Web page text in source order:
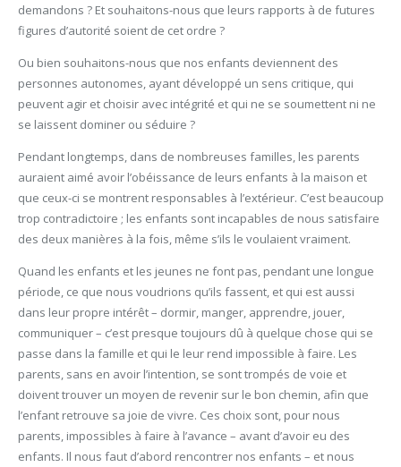
demandons ? Et souhaitons-nous que leurs rapports à de futures
figures d’autorité soient de cet ordre ?
Ou bien souhaitons-nous que nos enfants deviennent des
personnes autonomes, ayant développé un sens critique, qui
peuvent agir et choisir avec intégrité et qui ne se soumettent ni ne
se laissent dominer ou séduire ?
Pendant longtemps, dans de nombreuses familles, les parents
auraient aimé avoir l’obéissance de leurs enfants à la maison et
que ceux-ci se montrent responsables à l’extérieur. C’est beaucoup
trop contradictoire ; les enfants sont incapables de nous satisfaire
des deux manières à la fois, même s’ils le voulaient vraiment.
Quand les enfants et les jeunes ne font pas, pendant une longue
période, ce que nous voudrions qu’ils fassent, et qui est aussi
dans leur propre intérêt – dormir, manger, apprendre, jouer,
communiquer – c’est presque toujours dû à quelque chose qui se
passe dans la famille et qui le leur rend impossible à faire. Les
parents, sans en avoir l’intention, se sont trompés de voie et
doivent trouver un moyen de revenir sur le bon chemin, afin que
l’enfant retrouve sa joie de vivre. Ces choix sont, pour nous
parents, impossibles à faire à l’avance – avant d’avoir eu des
enfants. Il nous faut d’abord rencontrer nos enfants – et nous